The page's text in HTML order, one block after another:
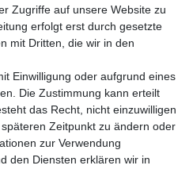
** Hierbei handelt es sich um ein Pflichtfeld.
Impressum
AGB Kontakt
Zugriffe auf unsere Website zu
erfolgt erst durch gesetzte
mit Dritten, die wir in den
Einwilligung oder aufgrund eines
Die Zustimmung kann erteilt
das Recht, nicht einzuwilligen
Zeitpunkt zu ändern oder
zur Verwendung
den Diensten erklären wir in